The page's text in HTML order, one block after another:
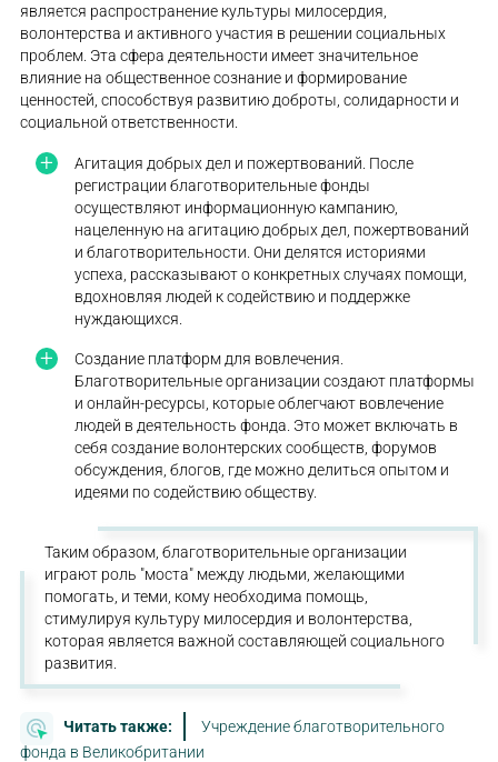
является распространение культуры милосердия,
волонтерства и активного участия в решении социальных
проблем. Эта сфера деятельности имеет значительное
влияние на общественное сознание и формирование
ценностей, способствуя развитию доброты, солидарности и
социальной ответственности.
Агитация добрых дел и пожертвований. После
регистрации благотворительные фонды
осуществляют информационную кампанию,
нацеленную на агитацию добрых дел, пожертвований
и благотворительности. Они делятся историями
успеха, рассказывают о конкретных случаях помощи,
вдохновляя людей к содействию и поддержке
нуждающихся.
Создание платформ для вовлечения.
Благотворительные организации создают платформы
и онлайн-ресурсы, которые облегчают вовлечение
людей в деятельность фонда. Это может включать в
себя создание волонтерских сообществ, форумов
обсуждения, блогов, где можно делиться опытом и
идеями по содействию обществу.
Таким образом, благотворительные организации
играют роль "моста" между людьми, желающими
помогать, и теми, кому необходима помощь,
стимулируя культуру милосердия и волонтерства,
которая является важной составляющей социального
развития.
Читать также:
Учреждение благотворительного
фонда в Великобритании